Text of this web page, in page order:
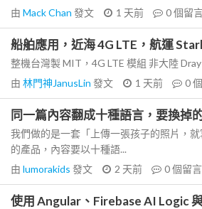
由 Mack Chan 發文 1 天前 0個留
船舶應用，近海 4G LTE，航運
整機台灣製 MIT，4G LTE 模組 非大陸
由 林門神JanusLin 發文 1 天前 0
同一篇內容翻成十種語言，要換掉
我們做的是一套「上傳一張孩子的照片，就
的產品，內容要以十種語...
由 lumorakids 發文 2 天前 0個留言
使用 Angular、Firebase AI Logic